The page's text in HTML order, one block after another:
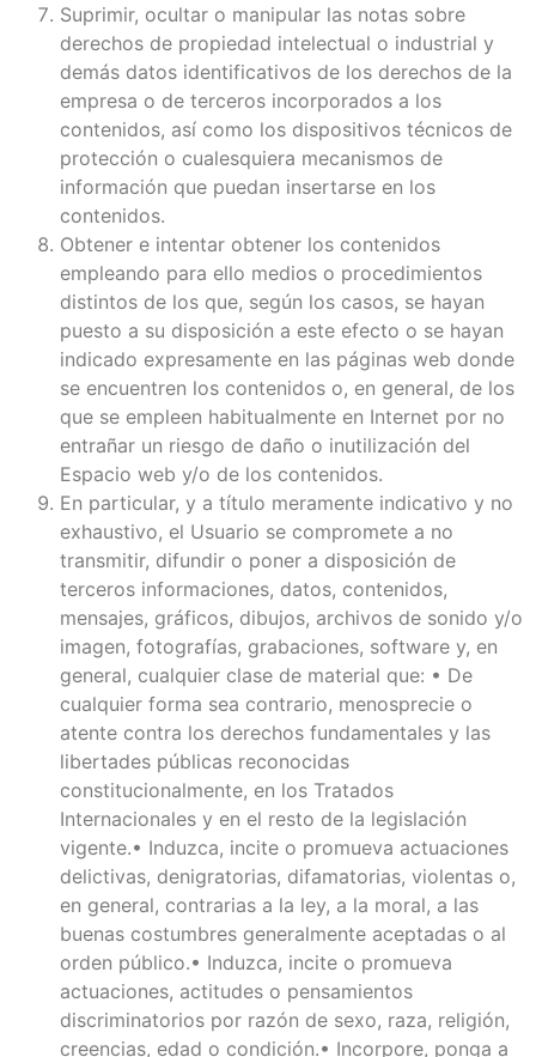
Suprimir, ocultar o manipular las notas sobre
derechos de propiedad intelectual o industrial y
demás datos identificativos de los derechos de la
empresa o de terceros incorporados a los
contenidos, así como los dispositivos técnicos de
protección o cualesquiera mecanismos de
información que puedan insertarse en los
contenidos.
Obtener e intentar obtener los contenidos
empleando para ello medios o procedimientos
distintos de los que, según los casos, se hayan
puesto a su disposición a este efecto o se hayan
indicado expresamente en las páginas web donde
se encuentren los contenidos o, en general, de los
que se empleen habitualmente en Internet por no
entrañar un riesgo de daño o inutilización del
Espacio web y/o de los contenidos.
En particular, y a título meramente indicativo y no
exhaustivo, el Usuario se compromete a no
transmitir, difundir o poner a disposición de
terceros informaciones, datos, contenidos,
mensajes, gráficos, dibujos, archivos de sonido y/o
imagen, fotografías, grabaciones, software y, en
general, cualquier clase de material que: • De
cualquier forma sea contrario, menosprecie o
atente contra los derechos fundamentales y las
libertades públicas reconocidas
constitucionalmente, en los Tratados
Internacionales y en el resto de la legislación
vigente.• Induzca, incite o promueva actuaciones
delictivas, denigratorias, difamatorias, violentas o,
en general, contrarias a la ley, a la moral, a las
buenas costumbres generalmente aceptadas o al
orden público.• Induzca, incite o promueva
actuaciones, actitudes o pensamientos
discriminatorios por razón de sexo, raza, religión,
creencias, edad o condición.• Incorpore, ponga a